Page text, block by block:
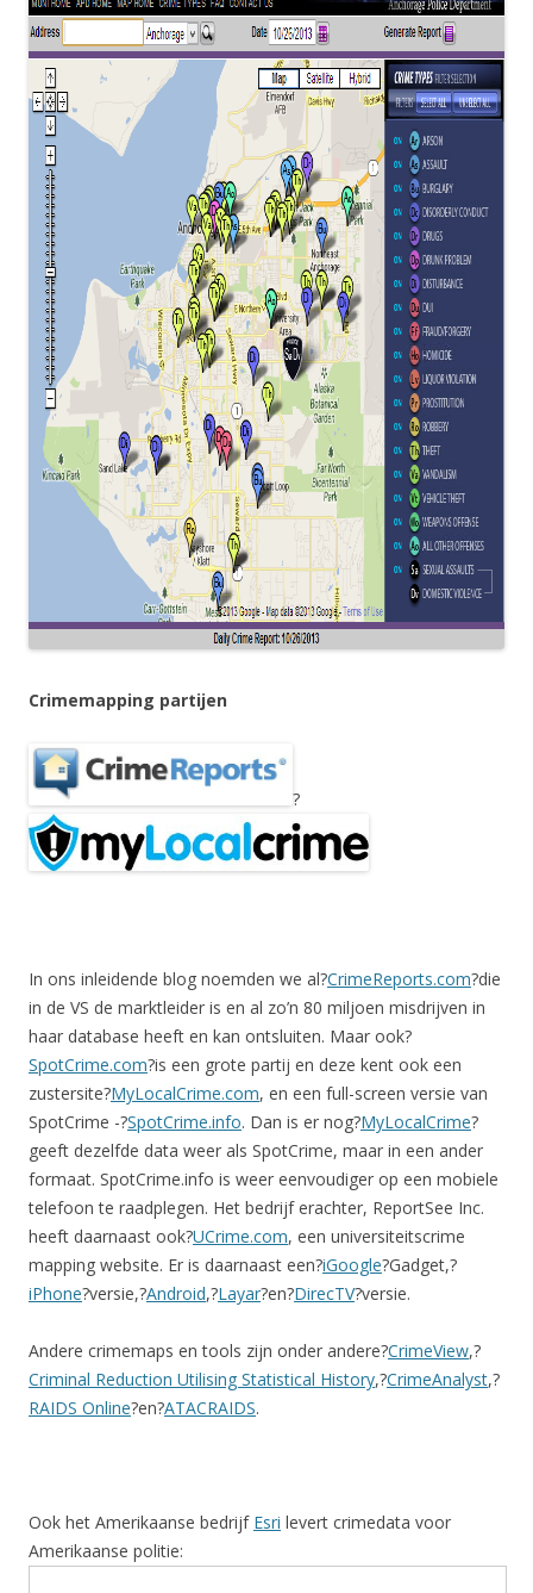
Crimemapping partijen
?
In ons inleidende blog noemden we al?CrimeReports.com?die
in de VS de marktleider is en al zo’n 80 miljoen misdrijven in
haar database heeft en kan ontsluiten. Maar ook?
SpotCrime.com?is een grote partij en deze kent ook een
zustersite?MyLocalCrime.com, en een full-screen versie van
SpotCrime -?SpotCrime.info. Dan is er nog?MyLocalCrime?
geeft dezelfde data weer als SpotCrime, maar in een ander
formaat. SpotCrime.info is weer eenvoudiger op een mobiele
telefoon te raadplegen. Het bedrijf erachter, ReportSee Inc.
heeft daarnaast ook?UCrime.com, een universiteitscrime
mapping website. Er is daarnaast een?iGoogle?Gadget,?
iPhone?versie,?Android,?Layar?en?DirecTV?versie.
Andere crimemaps en tools zijn onder andere?CrimeView,?
Criminal Reduction Utilising Statistical History,?CrimeAnalyst,?
RAIDS Online?en?ATACRAIDS.
Ook het Amerikaanse bedrijf Esri levert crimedata voor
Amerikaanse politie: